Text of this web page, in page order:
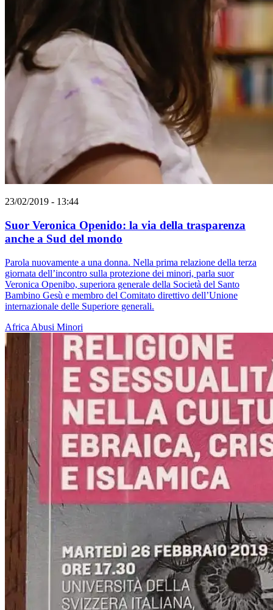
23/02/2019 - 13:44
Suor Veronica Openido: la via della trasparenza
anche a Sud del mondo
Parola nuovamente a una donna. Nella prima relazione della terza
giornata dell’incontro sulla protezione dei minori, parla suor
Veronica Openibo, superiora generale della Società del Santo
Bambino Gesù e membro del Comitato direttivo dell’Unione
internazionale delle Superiore generali.
Africa Abusi Minori